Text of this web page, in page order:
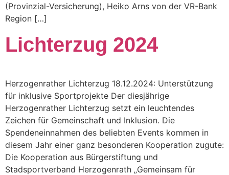
(Provinzial-Versicherung), Heiko Arns von der VR-Bank
Region […]
Lichterzug 2024
Herzogenrather Lichterzug 18.12.2024: Unterstützung
für inklusive Sportprojekte Der diesjährige
Herzogenrather Lichterzug setzt ein leuchtendes
Zeichen für Gemeinschaft und Inklusion. Die
Spendeneinnahmen des beliebten Events kommen in
diesem Jahr einer ganz besonderen Kooperation zugute:
Die Kooperation aus Bürgerstiftung und
Stadsportverband Herzogenrath „Gemeinsam für